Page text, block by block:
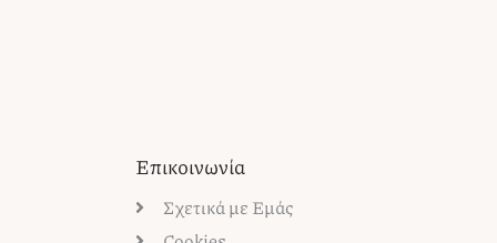
Επικοινωνία
Σχετικά με Εμάς